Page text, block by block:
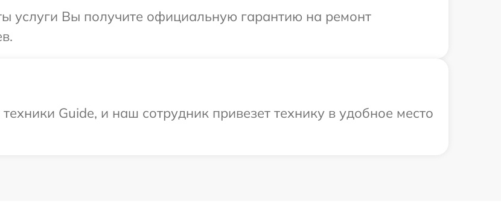
услуги Вы получите официальную гарантию на ремонт
Guide, и наш сотрудник привезет технику в удобное место